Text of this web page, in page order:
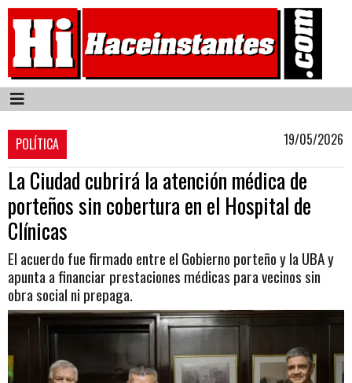
POLÍTICA 19/05/2026
La Ciudad cubrirá la atención médica de
porteños sin cobertura en el Hospital de
Clínicas
El acuerdo fue firmado entre el Gobierno porteño y la UBA y
apunta a financiar prestaciones médicas para vecinos sin
obra social ni prepaga.